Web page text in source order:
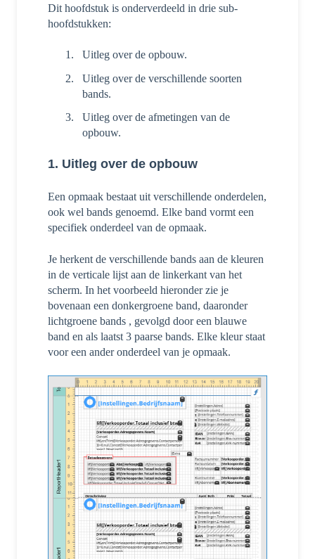
Dit hoofdstuk is onderverdeeld in drie sub-
hoofdstukken:
Uitleg over de opbouw.
Uitleg over de verschillende soorten
bands.
Uitleg over de afmetingen van de
opbouw.
1. Uitleg over de opbouw
Een opmaak bestaat uit verschillende onderdelen,
ook wel bands genoemd. Elke band vormt een
specifiek onderdeel van de opmaak.
Je herkent de verschillende bands aan de kleuren
in de verticale lijst aan de linkerkant van het
scherm. In het voorbeeld hieronder zie je
bovenaan een donkergroene band, daaronder
lichtgroene bands , gevolgd door een blauwe
band en als laatst 3 paarse bands. Elke kleur staat
voor een ander onderdeel van je opmaak.